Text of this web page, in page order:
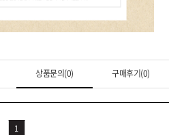
상품문의(0) 구매후기(0)
1